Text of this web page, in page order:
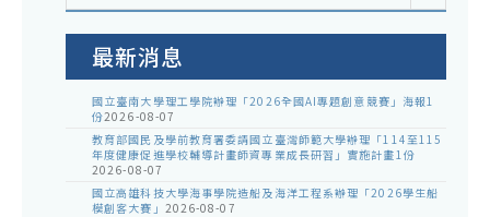
室
最新消息
國立臺南大學理工學院辦理「2026全國AI專題創意競賽」海報1
份2026-08-07
教育部國民及學前教育署委請國立臺灣師範大學辦理「114至115
年度健康促進學校輔導計畫師資專業成長研習」實施計畫1份
2026-08-07
國立高雄科技大學海事學院造船及海洋工程系辦理「2026學生船
模創客大賽」 2026-08-07